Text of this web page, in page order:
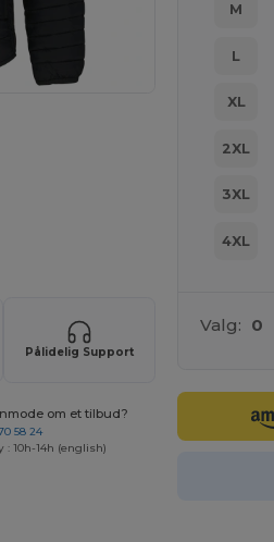
Pålidelig Support
om et tilbud?
58 24
: 10h-14h (english)
M
L
XL
2XL
3XL
4XL
Valg: 0